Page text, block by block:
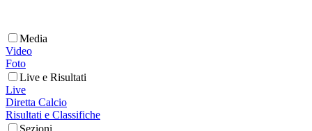
Media
Video
Foto
Live e Risultati
Live
Diretta Calcio
Risultati e Classifiche
Sezioni